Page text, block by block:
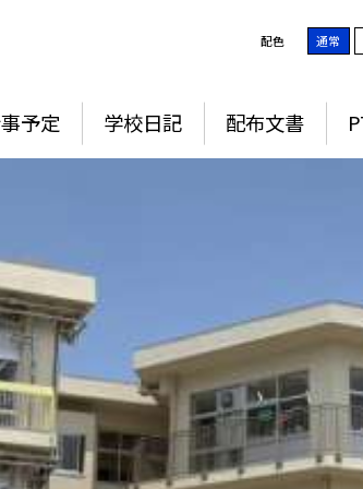
配色 通常
予定 学校日記 配布文書